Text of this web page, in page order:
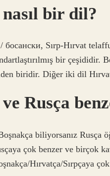
bir dil?
босански, Sırp-Hırvat
bir
biridir. Diğer iki dil
Rusça
biliyorsanız Rusça
çok benzer ve birçok
Hırvatça/Sırpçaya